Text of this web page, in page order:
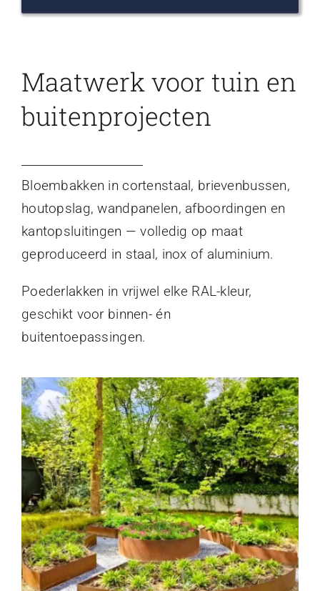
Maatwerk voor tuin en
buitenprojecten
Bloembakken in cortenstaal, brievenbussen,
houtopslag, wandpanelen, afboordingen en
kantopsluitingen — volledig op maat
geproduceerd in staal, inox of aluminium.
Poederlakken in vrijwel elke RAL-kleur,
geschikt voor binnen- én
buitentoepassingen.